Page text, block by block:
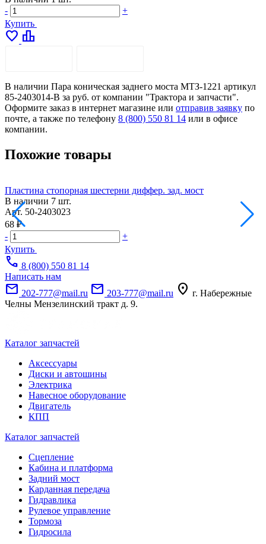
-
+
Купить
favorite leaderboard
В наличии Пара коническая заднего моста МТЗ-1221 артикул
85-2403014-В за руб. от компании "Трактора и запчасти".
Оформите заказ в интернет магазине или отправив заявку по
почте, а также по телефону 8 (800) 550 81 14 или в офисе
компании.
Похожие товары
Пластина стопорная шестерни диффер. зад. мост
В наличии 7 шт.
Арт. 50-2403023
68 ₽
-
+
Купить
call 8 (800) 550 81 14
Написать нам
mail 202-777@mail.ru mail 203-777@mail.ru location_on г. Набережные
Челны Мензелинский тракт д. 9.
Каталог запчастей
Аксессуары
Диски и автошины
Электрика
Навесное оборудование
Двигатель
КПП
Каталог запчастей
Сцепление
Кабина и платформа
Задний мост
Карданная передача
Гидравлика
Рулевое управление
Тормоза
Гидросила